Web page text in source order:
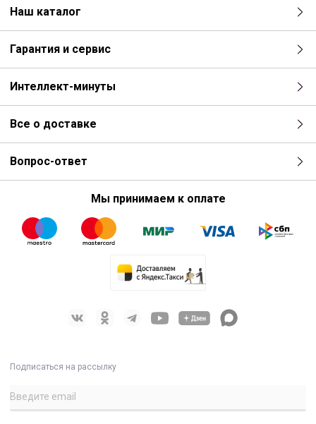
Наш каталог
Гарантия и сервис
Интеллект-минуты
Все о доставке
Вопрос-ответ
Мы принимаем к оплате
Подписаться на рассылку